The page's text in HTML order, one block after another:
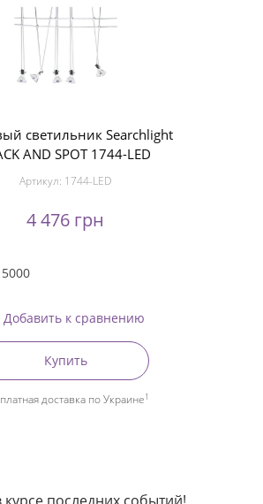
светильник Searchlight
AND SPOT 1744-LED
Артикул: 1744-LED
4 476 грн
5000
Добавить к сравнению
Купить
доставка по Украине1